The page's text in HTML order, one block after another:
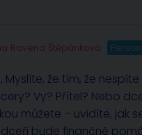
Rovena Štěpánková
Myslíte, že tím, že
Vy? Přítel? Nebo
můžete – uvidíte, jak
bude finančně